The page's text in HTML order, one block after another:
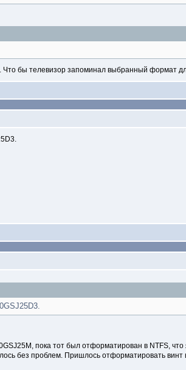
бы телевизор запоминал выбранный формат
пока тот был отформатирован в NTFS,
без проблем. Пришлось отформатировать винт